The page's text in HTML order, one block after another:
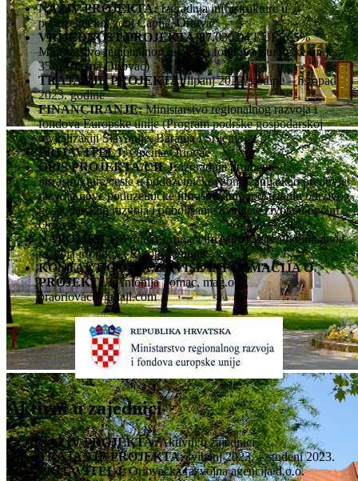
NAZIV PROJEKTA:Izgradnja infrastrukture u
poduzetničkoj zoni Čaplja, Oriovac
VRIJEDNOST PROJEKTA:87.030,94 EUR (65%
Ministarstvo regionalnog razvoja i fondova Europske unije,
35% Općina Oriovac)
TRAJANJE PROJEKTA:lipanj 2022. godine – listopad
2023. godine
FINANCIRANJE:Ministarstvo regionalnog razvoja i
fondova Europske unije (Program podrške gospodarskoj
revitalizaciji Slavonije, Baranja i Srijema)
PRIJAVITELJ:Općina Oriovac
OPIS PROJEKTA/CILJ:izgradnja prometne
infrastrukture/ceste u poduzetničkoj zoni Čaplja kao preduvjet
razvoju nove poduzetničke infrastrukture, postizanju održivog
gospodarskog razvoja i poboljšanje kvalitete života u općini
Oriovac.
NAPOMENA:Projekt sufinancira Ministarstvo regionalnog
razvoja i fondova Europske unije
KONTAKT OSOBA ZA VIŠE INFORMACIJA O
PROJEKTU:Antonija Tomac, mag.oec,
oraoriovac@gmail.com
Aktivni u zajednici
NAZIV PROJEKTA: Aktivni u zajednici
TRAJANJE PROJEKTA: svibanj 2023. – studeni 2023.
PRIJAVITELJ: Oriovačka razvojna agencija d.o.o.